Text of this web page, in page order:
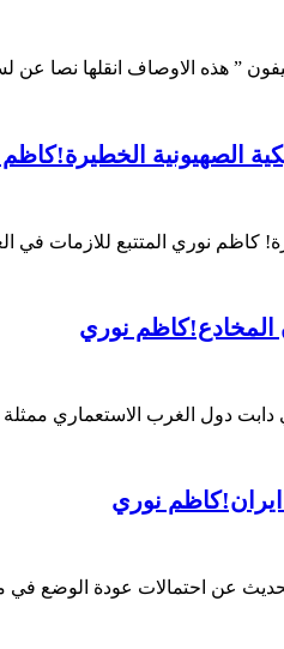
” هذه الاوصاف انقلها
الصهيونية
كاظم نوري المتتبع للازمات في
المخادع!كاظم نوري
دول الغرب الاستعماري
نوري
عن احتمالات عودة الوضع في